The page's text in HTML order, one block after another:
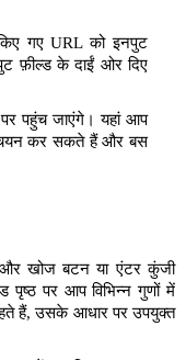
गए URL को इनपुट
फ़ील्ड के दाईं ओर दिए
पहुंच जाएंगे। यहां आप
चयन कर सकते हैं और बस
खोज बटन या एंटर कुंजी
पृष्ठ पर आप विभिन्न गुणों में
हैं, उसके आधार पर उपयुक्त